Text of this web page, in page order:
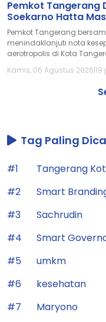
Pemkot Tangerang
Soekarno Hatta
Pemkot Tangerang
menindaklanjuti nota
aerotropolis di Kota
Kamis, 06 Agustus 2026|
Tag Paling
#1
Tangerang
#2
Smart
#3
Sachrudin
#4
Smart
#5
umkm
#6
kesehatan
#7
Maryono